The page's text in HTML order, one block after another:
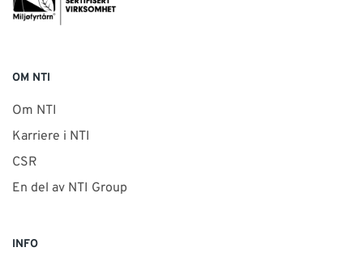
OM NTI
Om NTI
Karriere i NTI
CSR
En del av NTI Group
INFO